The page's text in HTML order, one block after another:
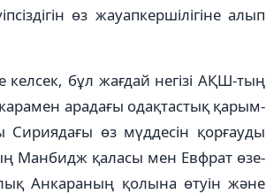
өз жауапкершілігіне алып
бұл жағдай негізі АҚШ-тың
арадағы одақтастық қарым-
өз мүддесін қорғауды
Ман­­бидж қаласы мен Евфрат өзе­
Анка­раның қолына өтуін және